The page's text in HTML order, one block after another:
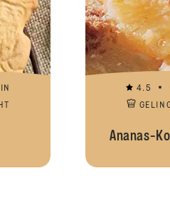
4.5
Ananas-